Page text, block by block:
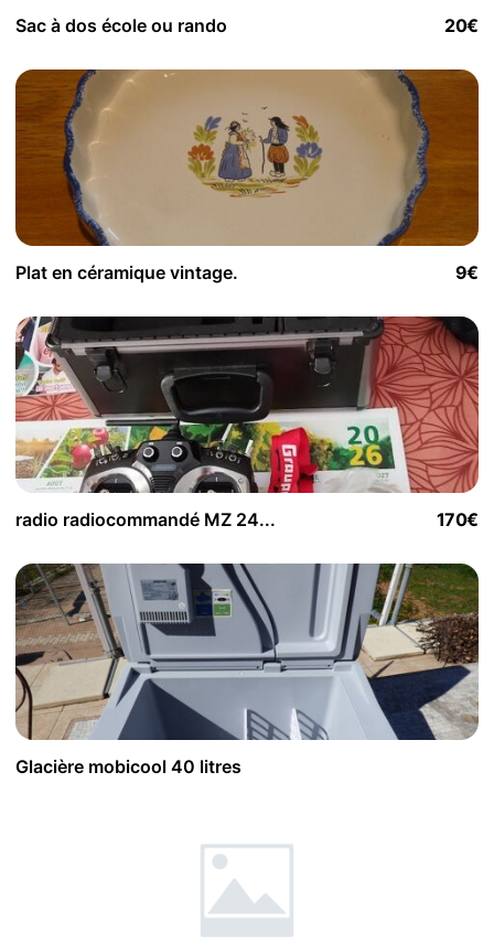
Sac à dos école ou rando 20€
Plat en céramique vintage. 9€
radio radiocommandé MZ 24... 170€
Glacière mobicool 40 litres